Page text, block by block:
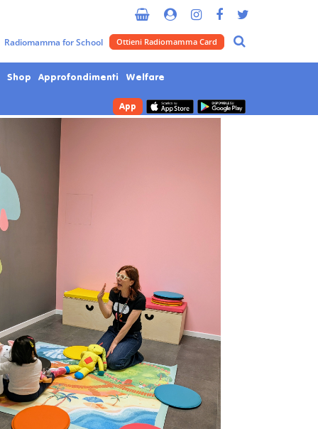
Radiomamma for School Ottieni Radiomamma Card
Shop Approfondimenti Welfare
App
di Milano